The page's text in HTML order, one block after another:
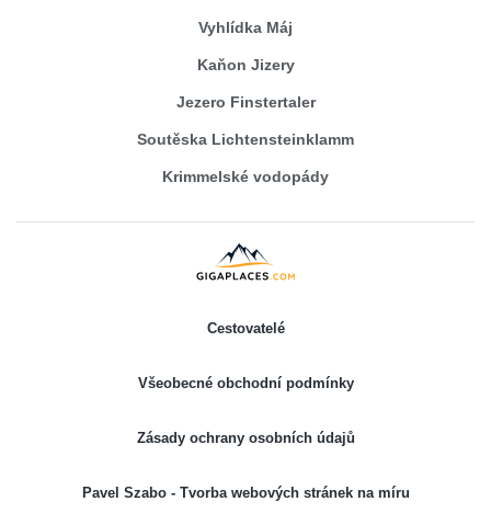
Vyhlídka Máj
Kaňon Jizery
Jezero Finstertaler
Soutěska Lichtensteinklamm
Krimmelské vodopády
Cestovatelé
Všeobecné obchodní podmínky
Zásady ochrany osobních údajů
Pavel Szabo - Tvorba webových stránek na míru